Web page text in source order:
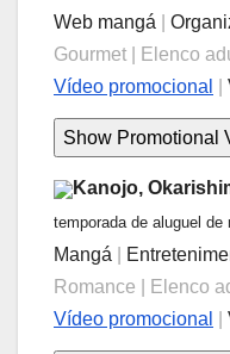
Web mangá
Gourmet | Elenco
Vídeo promocional
Kanojo,
temporada de aluguel de
Mangá
Romance | Elenco
Vídeo promocional